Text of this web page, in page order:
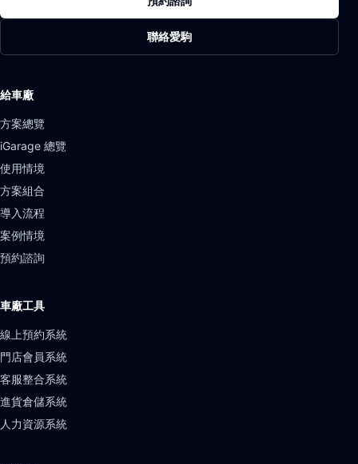
聯絡愛駒
給車廠
方案總覽
iGarage 總覽
使用情境
方案組合
導入流程
案例情境
預約諮詢
車廠工具
線上預約系統
門店會員系統
客服整合系統
進貨倉儲系統
人力資源系統